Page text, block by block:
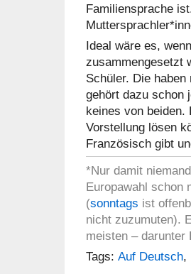
Familiensprache
Ideal wäre es,
zusammengesetzt
Schüler. Die
gehört dazu schon
keines von beiden.
Vorstellung lösen
Französisch gibt
*Nur damit
Europawahl schon
(sonntags ist
nicht zuzumuten).
meisten – darunter
Tags: Auf Deutsch,